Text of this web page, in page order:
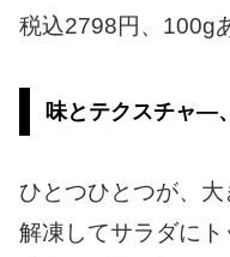
税込2798円、100g
味とテクスチャ―
ひとつひとつが、大
解凍してサラダに